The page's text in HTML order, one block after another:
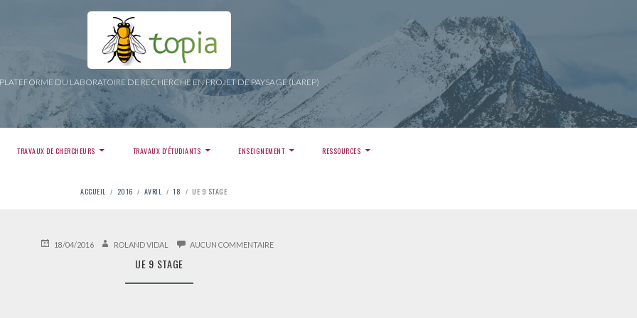
PLATEFORME DU LABORATOIRE DE RECHERCHE EN PROJET DE PAYSAGE (LAREP)
TRAVAUX DE CHERCHEURS TRAVAUX D’ÉTUDIANTS ENSEIGNEMENT RESSOURCES
ACCUEIL 2016 AVRIL 18 UE 9 STAGE
PUBLIÉ18/04/2016 AUTEURROLAND VIDAL AUCUN COMMENTAIRESUR
UE 9 STAGE